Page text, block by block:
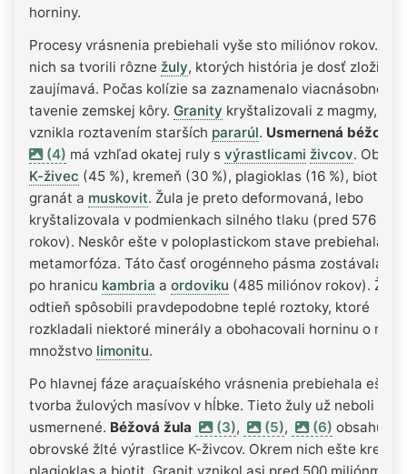
horniny.
Procesy vrásnenia prebiehali vyše sto miliónov rokov.
nich sa tvorili rôzne žuly, ktorých história je dosť zložitá
zaujímavá. Počas kolízie sa zaznamenalo viacnásobné
tavenie zemskej kôry. Granity kryštalizovali z magmy,
vznikla roztavením starších pararúl. Usmernená béžová
(4) má vzhľad okatej ruly s výrastlicami živcov.
K-živec (45 %), kremeň (30 %), plagioklas (16 %), biotit (5
granát a muskovit. Žula je preto deformovaná, lebo
kryštalizovala v podmienkach silného tlaku (pred 576
rokov). Neskôr ešte v poloplastickom stave prebiehala
metamorfóza. Táto časť orogénneho pásma zostávala
po hranicu kambria a ordoviku (485 miliónov rokov). Žltý
odtieň spôsobili pravdepodobne teplé roztoky, ktoré
rozkladali niektoré minerály a obohacovali horninu o malé
množstvo limonitu.
Po hlavnej fáze araçuaíského vrásnenia prebiehala ešte
tvorba žulových masívov v hĺbke. Tieto žuly už neboli
usmernené. Béžová žula (3), (5), (6) obsahuje
obrovské žlté výrastlice K-živcov. Okrem nich ešte
plagioklas a biotit. Granit vznikol asi pred 500 miliónmi